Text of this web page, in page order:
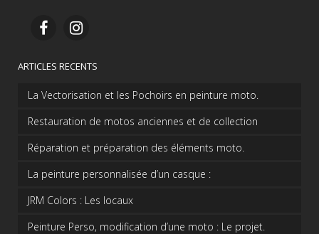
ARTICLES RECENTS
La Vectorisation et les Pochoirs en peinture moto.
Restauration de motos anciennes et de collection
Réparation et préparation des éléments moto.
La peinture personnalisée d’un casque :
JRM Colors : Les locaux
Peinture Perso, modification d’une moto : Le projet.